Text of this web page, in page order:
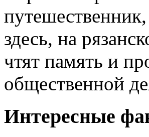
здесь, на
чтят память и
общественной
Интересные